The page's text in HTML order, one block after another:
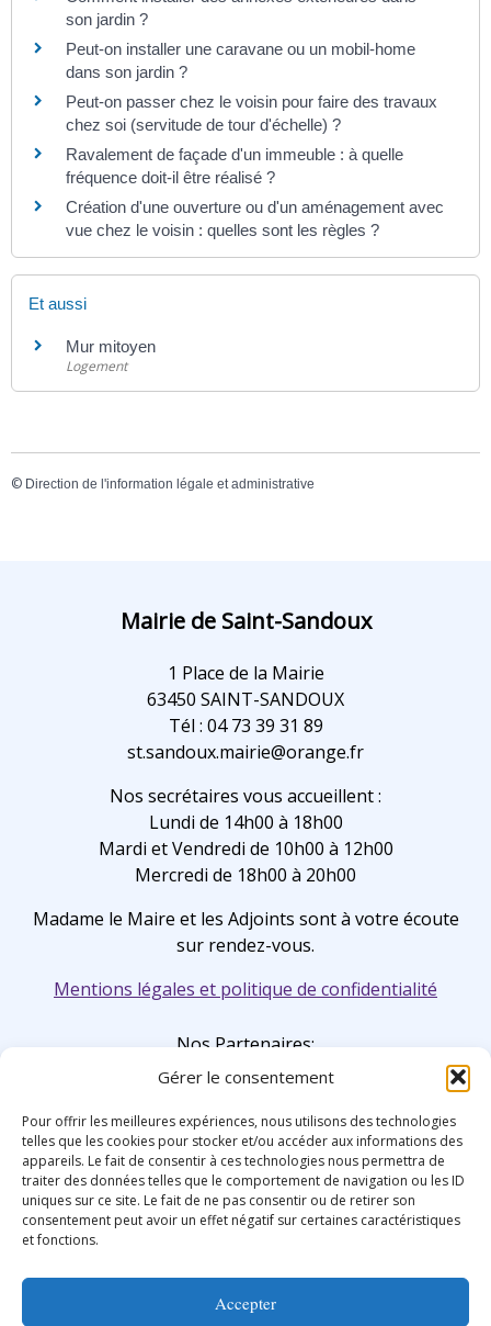
Gérer le consentement
Pour offrir les meilleures expériences, nous utilisons des technologies
telles que les cookies pour stocker et/ou accéder aux informations des
appareils. Le fait de consentir à ces technologies nous permettra de
traiter des données telles que le comportement de navigation ou les ID
uniques sur ce site. Le fait de ne pas consentir ou de retirer son
consentement peut avoir un effet négatif sur certaines caractéristiques
et fonctions.
Accepter
son jardin ?
Peut-on installer une caravane ou un mobil-home
dans son jardin ?
Peut-on passer chez le voisin pour faire des travaux
chez soi (servitude de tour d'échelle) ?
Ravalement de façade d'un immeuble : à quelle
fréquence doit-il être réalisé ?
Création d'une ouverture ou d'un aménagement avec
vue chez le voisin : quelles sont les règles ?
Et aussi
Mur mitoyen
Logement
© Direction de l'information légale et administrative
Mairie de Saint-Sandoux
1 Place de la Mairie
63450 SAINT-SANDOUX
Tél : 04 73 39 31 89
st.sandoux.mairie@orange.fr
Nos secrétaires vous accueillent :
Lundi de 14h00 à 18h00
Mardi et Vendredi de 10h00 à 12h00
Mercredi de 18h00 à 20h00
Madame le Maire et les Adjoints sont à votre écoute
sur rendez-vous.
Mentions légales et politique de confidentialité
Nos Partenaires: